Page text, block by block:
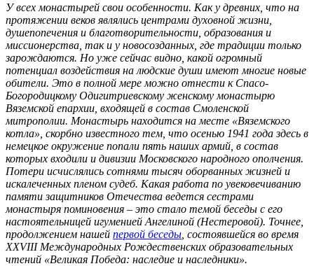
У всех монастырей свои особенности. Как у древних, что на
протяжении веков являлись центрами духовной жизни,
душепопечения и благотворительности, образования и
миссионерства, так и у новосозданных, где традиции только
зарождаются. Но уже сейчас видно, какой огромный
потенциал воздействия на людские души имеют многие новые
обители. Это в полной мере можно отнести к Спасо-
Богородицкому Одигитриевскому женскому монастырю
Вяземской епархии, входящей в состав Смоленской
митрополии. Монастырь находится на месте «Вяземского
котла», скорбно известного тем, что осенью 1941 года здесь в
немецкое окружение попали пять наших армий, в состав
которых входили и дивизии Московского народного ополчения.
Потери исчислялись сотнями тысяч оборванных жизней и
искалеченных пленом судеб. Какая работа по увековечиванию
памяти защитников Отечества ведется сестрами
монастыря поминовения – это стало темой беседы с его
настоятельницей игуменией Ангелиной (Нестеровой). Точнее,
продолжением нашей первой беседы , состоявшейся во время
XXVIII Международных Рождественских образовательных
чтений «Великая Победа: наследие и наследники».